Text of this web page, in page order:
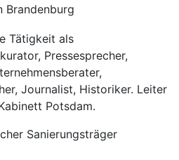
Brandenburg
Tätigkeit als
Pressesprecher,
Journalist, Historiker. Leiter
Potsdam.
Sanierungsträger